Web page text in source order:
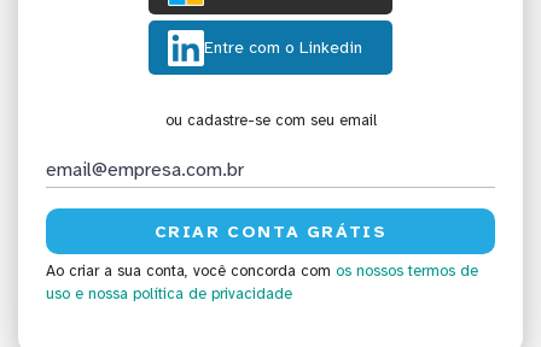
Entre com o Linkedin
ou cadastre-se com seu email
Ao criar a sua conta, você concorda com os nossos termos de
uso e nossa política de privacidade